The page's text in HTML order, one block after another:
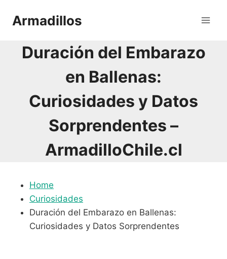
Armadillos
Duración del Embarazo
en Ballenas:
Curiosidades y Datos
Sorprendentes –
ArmadilloChile.cl
Home
Curiosidades
Duración del Embarazo en Ballenas:
Curiosidades y Datos Sorprendentes